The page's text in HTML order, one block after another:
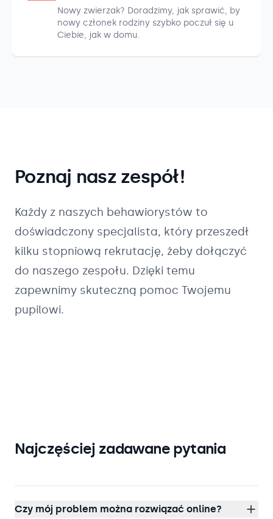
Nowy zwierzak? Doradzimy, jak sprawić, by
nowy członek rodziny szybko poczuł się u
Ciebie, jak w domu.
Poznaj nasz zespół!
Każdy z naszych behawiorystów to
doświadczony specjalista, który przeszedł
kilku stopniową rekrutację, żeby dołączyć
do naszego zespołu. Dzięki temu
zapewnimy skuteczną pomoc Twojemu
pupilowi.
Najczęściej zadawane pytania
Czy mój problem można rozwiązać online?